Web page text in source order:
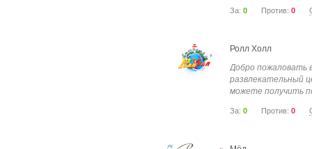
За: 0 Против: 0
Ролл Холл
Добро пожаловать
развлекательный
можете получить
За: 0 Против: 0